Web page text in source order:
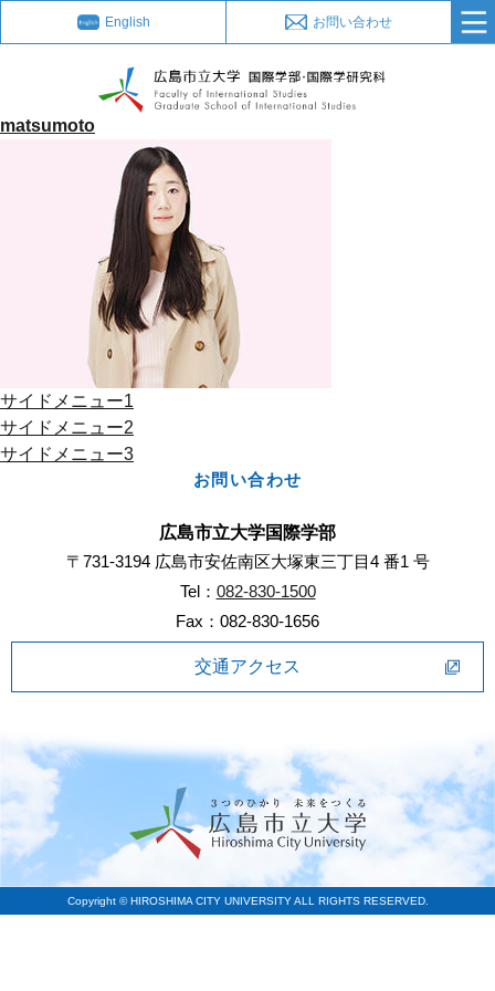
English お問い合わせ
matsumoto
サイドメニュー1
サイドメニュー2
サイドメニュー3
お問い合わせ
広島市立大学国際学部
〒731-3194 広島市安佐南区大塚東三丁目4 番1 号
Tel： 082-830-1500
Fax：082-830-1656
交通アクセス
Copyright © HIROSHIMA CITY UNIVERSITY ALL RIGHTS RESERVED.